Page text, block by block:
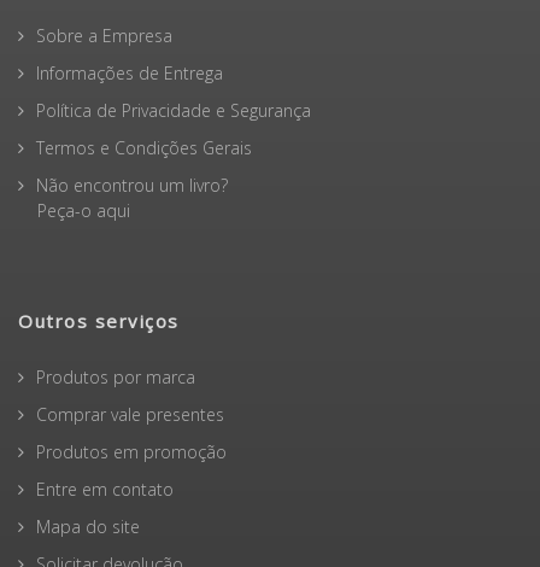
Sobre a Empresa
Informações de Entrega
Política de Privacidade e Segurança
Termos e Condições Gerais
Não encontrou um livro?
Peça-o aqui
Outros serviços
Produtos por marca
Comprar vale presentes
Produtos em promoção
Entre em contato
Mapa do site